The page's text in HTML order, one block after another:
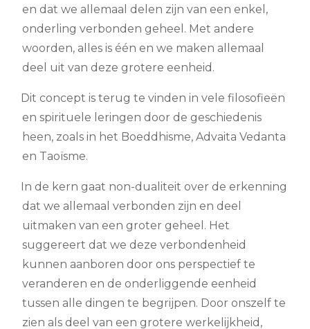
en dat we allemaal delen zijn van een enkel,
onderling verbonden geheel. Met andere
woorden, alles is één en we maken allemaal
deel uit van deze grotere eenheid.
Dit concept is terug te vinden in vele filosofieën
en spirituele leringen door de geschiedenis
heen, zoals in het Boeddhisme, Advaita Vedanta
en Taoïsme.
In de kern gaat non-dualiteit over de erkenning
dat we allemaal verbonden zijn en deel
uitmaken van een groter geheel. Het
suggereert dat we deze verbondenheid
kunnen aanboren door ons perspectief te
veranderen en de onderliggende eenheid
tussen alle dingen te begrijpen. Door onszelf te
zien als deel van een grotere werkelijkheid,